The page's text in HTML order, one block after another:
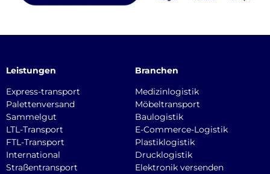
Leistungen
Express-transport
Palettenversand
Sammelgut
LTL-Transport
FTL-Transport
International
Straßentransport
Branchen
Medizinlogistik
Möbeltransport
Baulogistik
E-Commerce-Logistik
Plastiklogistik
Drucklogistik
Elektronik versenden